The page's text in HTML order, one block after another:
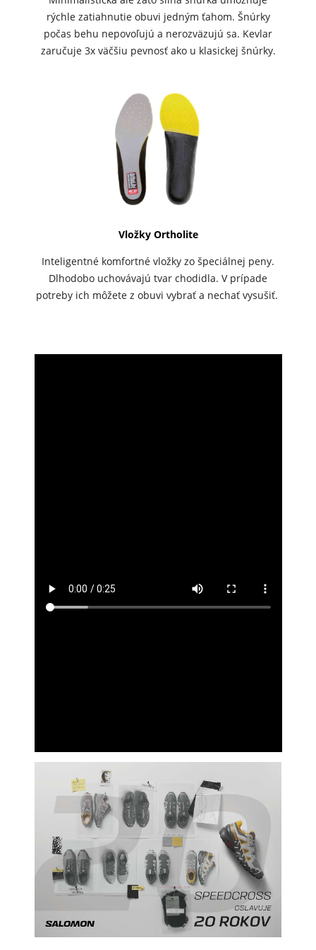
rýchle zatiahnutie obuvi jedným ťahom. Šnúrky
počas behu nepovoľujú a nerozväzujú sa. Kevlar
zaručuje 3x väčšiu pevnosť ako u klasickej šnúrky.
Vložky Ortholite
Inteligentné komfortné vložky zo špeciálnej peny.
Dlhodobo uchovávajú tvar chodidla. V prípade
potreby ich môžete z obuvi vybrať a nechať vysušiť.